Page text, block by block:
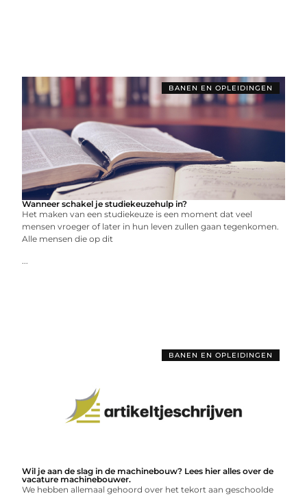
BANEN EN OPLEIDINGEN
Wanneer schakel je studiekeuzehulp in?
Het maken van een studiekeuze is een moment dat veel
mensen vroeger of later in hun leven zullen gaan tegenkomen.
Alle mensen die op dit
...
BANEN EN OPLEIDINGEN
Wil je aan de slag in de machinebouw? Lees hier alles over de
vacature machinebouwer.
We hebben allemaal gehoord over het tekort aan geschoolde